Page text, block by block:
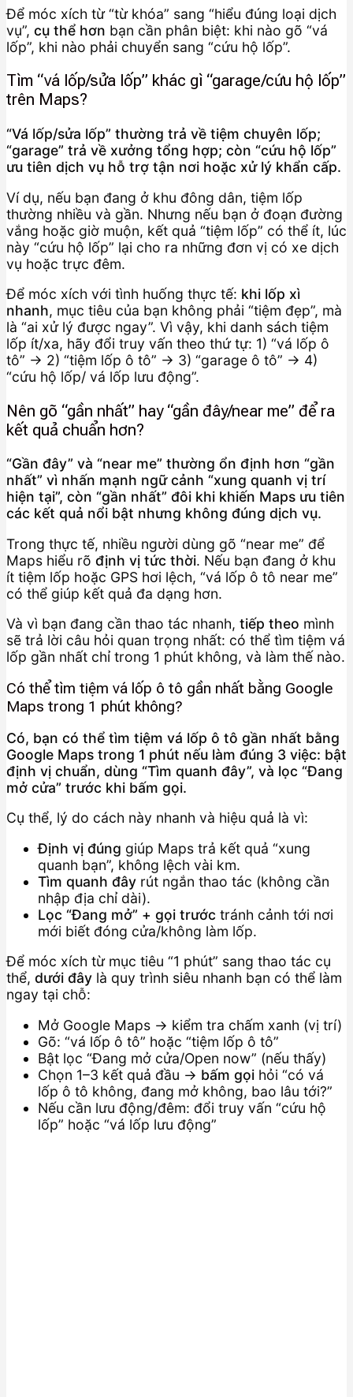
Để móc xích từ “từ khóa” sang “hiểu đúng loại dịch
vụ”, cụ thể hơn bạn cần phân biệt: khi nào gõ “vá
lốp”, khi nào phải chuyển sang “cứu hộ lốp”.
Tìm “vá lốp/sửa lốp” khác gì “garage/cứu hộ lốp”
trên Maps?
“Vá lốp/sửa lốp” thường trả về tiệm chuyên lốp;
“garage” trả về xưởng tổng hợp; còn “cứu hộ lốp”
ưu tiên dịch vụ hỗ trợ tận nơi hoặc xử lý khẩn cấp.
Ví dụ, nếu bạn đang ở khu đông dân, tiệm lốp
thường nhiều và gần. Nhưng nếu bạn ở đoạn đường
vắng hoặc giờ muộn, kết quả “tiệm lốp” có thể ít, lúc
này “cứu hộ lốp” lại cho ra những đơn vị có xe dịch
vụ hoặc trực đêm.
Để móc xích với tình huống thực tế: khi lốp xì
nhanh, mục tiêu của bạn không phải “tiệm đẹp”, mà
là “ai xử lý được ngay”. Vì vậy, khi danh sách tiệm
lốp ít/xa, hãy đổi truy vấn theo thứ tự: 1) “vá lốp ô
tô” → 2) “tiệm lốp ô tô” → 3) “garage ô tô” → 4)
“cứu hộ lốp/ vá lốp lưu động”.
Nên gõ “gần nhất” hay “gần đây/near me” để ra
kết quả chuẩn hơn?
“Gần đây” và “near me” thường ổn định hơn “gần
nhất” vì nhấn mạnh ngữ cảnh “xung quanh vị trí
hiện tại”, còn “gần nhất” đôi khi khiến Maps ưu tiên
các kết quả nổi bật nhưng không đúng dịch vụ.
Trong thực tế, nhiều người dùng gõ “near me” để
Maps hiểu rõ định vị tức thời. Nếu bạn đang ở khu
ít tiệm lốp hoặc GPS hơi lệch, “vá lốp ô tô near me”
có thể giúp kết quả đa dạng hơn.
Và vì bạn đang cần thao tác nhanh, tiếp theo mình
sẽ trả lời câu hỏi quan trọng nhất: có thể tìm tiệm vá
lốp gần nhất chỉ trong 1 phút không, và làm thế nào.
Có thể tìm tiệm vá lốp ô tô gần nhất bằng Google
Maps trong 1 phút không?
Có, bạn có thể tìm tiệm vá lốp ô tô gần nhất bằng
Google Maps trong 1 phút nếu làm đúng 3 việc: bật
định vị chuẩn, dùng “Tìm quanh đây”, và lọc “Đang
mở cửa” trước khi bấm gọi.
Cụ thể, lý do cách này nhanh và hiệu quả là vì:
Định vị đúng giúp Maps trả kết quả “xung
quanh bạn”, không lệch vài km.
Tìm quanh đây rút ngắn thao tác (không cần
nhập địa chỉ dài).
Lọc “Đang mở” + gọi trước tránh cảnh tới nơi
mới biết đóng cửa/không làm lốp.
Để móc xích từ mục tiêu “1 phút” sang thao tác cụ
thể, dưới đây là quy trình siêu nhanh bạn có thể làm
ngay tại chỗ:
Mở Google Maps → kiểm tra chấm xanh (vị trí)
Gõ: “vá lốp ô tô” hoặc “tiệm lốp ô tô”
Bật lọc “Đang mở cửa/Open now” (nếu thấy)
Chọn 1–3 kết quả đầu → bấm gọi hỏi “có vá
lốp ô tô không, đang mở không, bao lâu tới?”
Nếu cần lưu động/đêm: đổi truy vấn “cứu hộ
lốp” hoặc “vá lốp lưu động”